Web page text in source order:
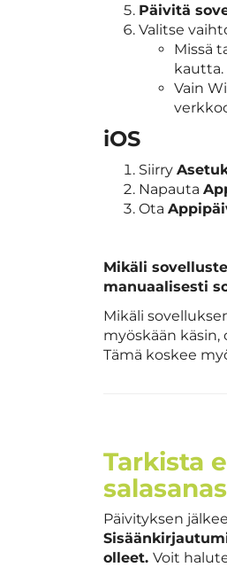
Päivitä
Valitse
Missä
kautta.
Vain
iOS
Siirry
Napauta
Ota
Mikäli
manuaalisesti
Mikäli
myöskään
Tämä koskee
Tarkista
Päivityksen
olleet.​​​​​​​ Voit